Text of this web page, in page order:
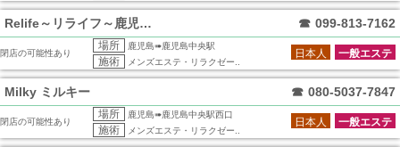
Relife～リライフ～鹿児島店 ☎ 099-813-7162
閉店の可能性あり
場所 鹿児島➠鹿児島中央駅
施術 メンズエステ・リラクゼー..
一般エステ
日本人
Milky ミルキー ☎ 080-5037-7847
閉店の可能性あり
場所 鹿児島➠鹿児島中央駅西口
施術 メンズエステ・リラクゼー..
一般エステ
日本人